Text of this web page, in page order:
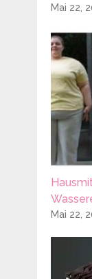
Mai 22,
Mai 22,